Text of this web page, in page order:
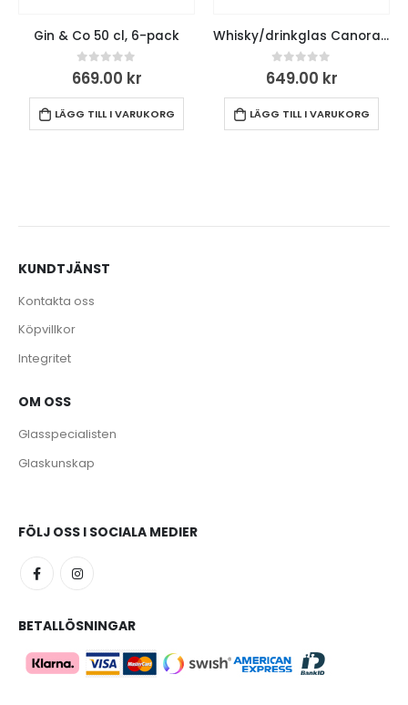
Gin & Co 50 cl, 6-pack
0out of 5
669.00 kr
LÄGG TILL I VARUKORG
Whisky/drinkglas Canora 30 cl, 6-pack
0 out of 5
649.00 kr
LÄGG TILL I VARUKORG
KUNDTJÄNST
Kontakta oss
Köpvillkor
Integritet
OM OSS
Glasspecialisten
Glaskunskap
FÖLJ OSS I SOCIALA MEDIER
BETALLÖSNINGAR